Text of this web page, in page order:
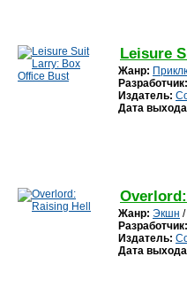
Leisure
Жанр:
Разработчик:
Издатель:
Дата
Жанр: Экшн /
Разработчик:
Издатель:
Дата